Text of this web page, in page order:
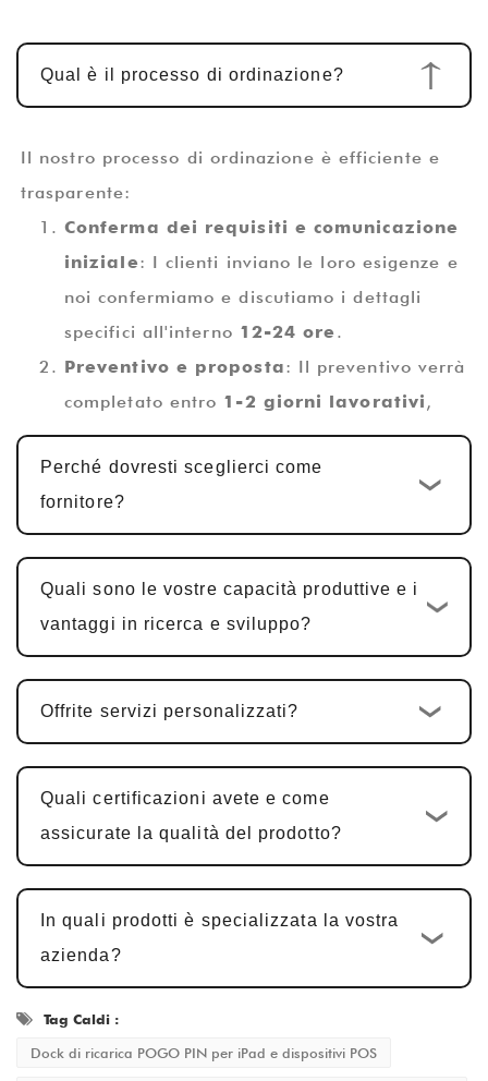
Qual è il processo di ordinazione?
Il nostro processo di ordinazione è efficiente e
trasparente:
Conferma dei requisiti e comunicazione
iniziale: I clienti inviano le loro esigenze e
noi confermiamo e discutiamo i dettagli
specifici all'interno 12-24 ore.
Preventivo e proposta: Il preventivo verrà
completato entro 1-2 giorni lavorativi ,
insieme ad una proposta tecnica.
Progettazione e sviluppo
personalizzati
preventivo, viene avviato il ciclo di sviluppo
hardware, progettazione PCBA e sviluppo
software, il ciclo è in genere
25-30 giorni
Conferma e modifiche del campione:
lavorativi, con modifiche apportate in base
al feedback.
Produzione di massa e controllo
qualità: Dopo l'approvazione del campione,
il ciclo produttivo è
lavorativi, garantendo che ogni dettaglio
Perché dovresti sceglierci come
fornitore?
Quali sono le vostre capacità produttive e i
vantaggi in ricerca e sviluppo?
Offrite servizi personalizzati?
Quali certificazioni avete e come
assicurate la qualità del prodotto?
In quali prodotti è specializzata la vostra
azienda?
Tag Caldi :
Dock di ricarica POGO PIN per iPad e dispositivi POS